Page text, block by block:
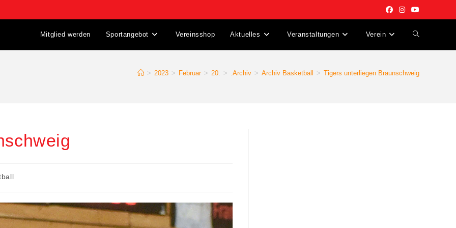
Mitglied werden Sportangebot Vereinsshop Aktuelles Veranstaltungen Verein Website-
> 2023 > Februar > 20. > .Archiv > Archiv Basketball > Tigers unterliegen Braunschweig